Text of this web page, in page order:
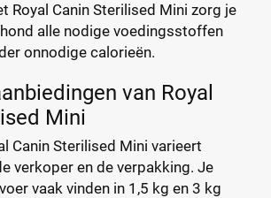
Royal Canin Sterilised Mini zorg je
alle nodige voedingsstoffen
onnodige calorieën.
van Royal
Mini
Canin Sterilised Mini varieert
verkoper en de verpakking. Je
vaak vinden in 1,5 kg en 3 kg